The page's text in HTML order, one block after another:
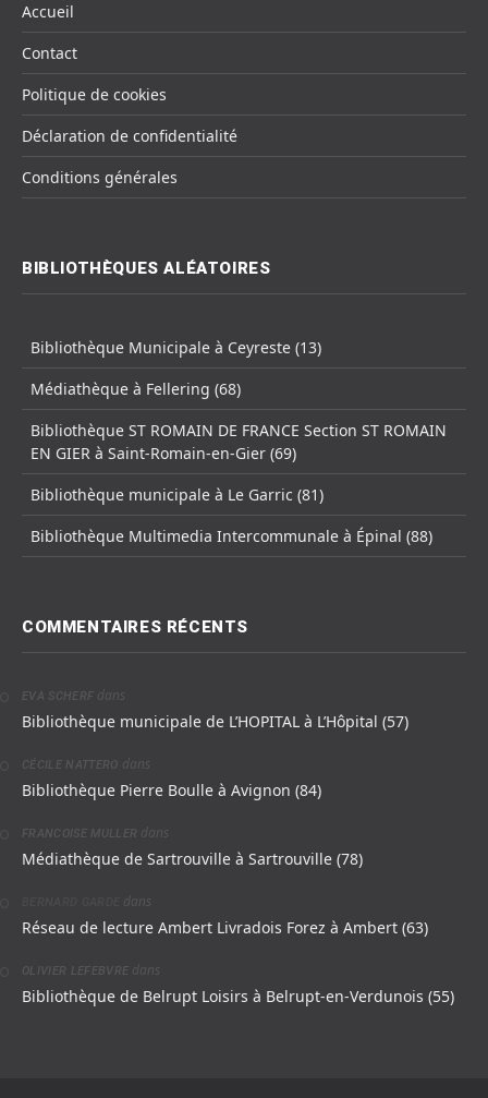
Accueil
Contact
Politique de cookies
Déclaration de confidentialité
Conditions générales
BIBLIOTHÈQUES ALÉATOIRES
Bibliothèque Municipale à Ceyreste (13)
Médiathèque à Fellering (68)
Bibliothèque ST ROMAIN DE FRANCE Section ST ROMAIN
EN GIER à Saint-Romain-en-Gier (69)
Bibliothèque municipale à Le Garric (81)
Bibliothèque Multimedia Intercommunale à Épinal (88)
COMMENTAIRES RÉCENTS
EVA SCHERF dans
Bibliothèque municipale de L’HOPITAL à L’Hôpital (57)
CÉCILE NATTERO dans
Bibliothèque Pierre Boulle à Avignon (84)
FRANCOISE MULLER dans
Médiathèque de Sartrouville à Sartrouville (78)
dans
Réseau de lecture Ambert Livradois Forez à Ambert (63)
OLIVIER LEFEBVRE dans
Bibliothèque de Belrupt Loisirs à Belrupt-en-Verdunois (55)